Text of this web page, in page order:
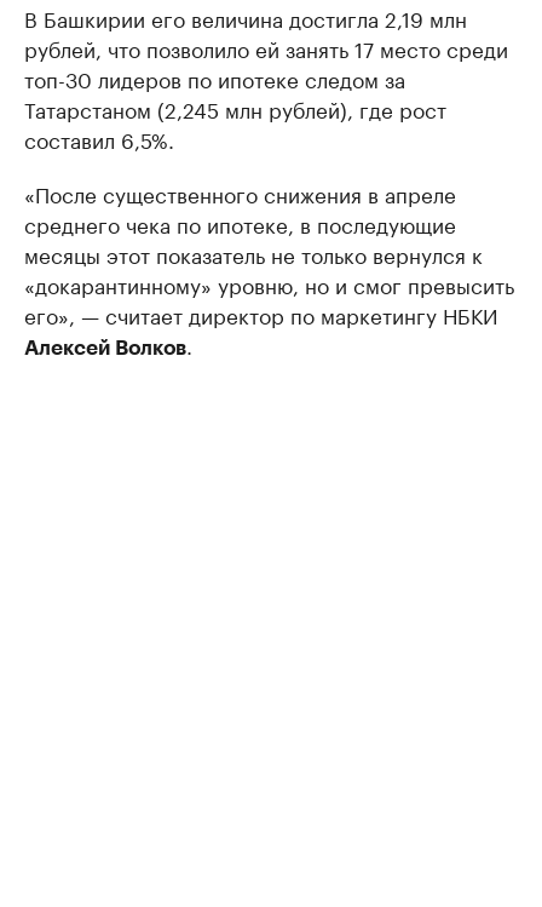
В Башкирии его величина достигла 2,19 млн
рублей, что позволило ей занять 17 место среди
топ-30 лидеров по ипотеке следом за
Татарстаном (2,245 млн рублей), где рост
составил 6,5%.
«После существенного снижения в апреле
среднего чека по ипотеке, в последующие
месяцы этот показатель не только вернулся к
«докарантинному» уровню, но и смог превысить
его», — считает директор по маркетингу НБКИ
Алексей Волков.